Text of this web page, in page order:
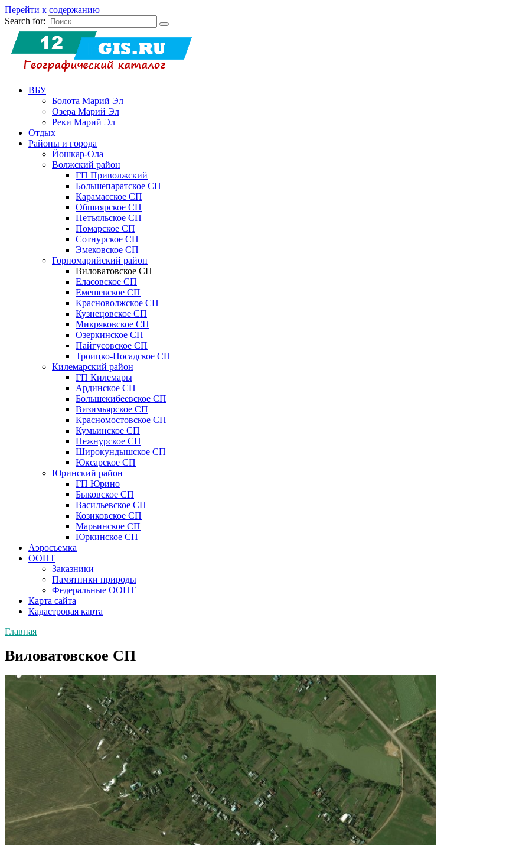
Перейти к содержанию
Search for:
ВБУ
Болота Марий Эл
Озера Марий Эл
Реки Марий Эл
Отдых
Районы и города
Йошкар-Ола
Волжский район
ГП Приволжский
Большепаратское СП
Карамасское СП
Обшиярское СП
Петъяльское СП
Помарское СП
Сотнурское СП
Эмековское СП
Горномарийский район
Виловатовское СП
Еласовское СП
Емешевское СП
Красноволжское СП
Кузнецовское СП
Микряковское СП
Озеркинское СП
Пайгусовское СП
Троицко-Посадское СП
Килемарский район
ГП Килемары
Ардинское СП
Большекибеевское СП
Визимьярское СП
Красномостовское СП
Кумьинское СП
Нежнурское СП
Широкундышское СП
Юксарское СП
Юринский район
ГП Юрино
Быковское СП
Васильевское СП
Козиковское СП
Марьинское СП
Юркинское СП
Аэросъемка
ООПТ
Заказники
Памятники природы
Федеральные ООПТ
Карта сайта
Кадастровая карта
Главная
Виловатовское СП